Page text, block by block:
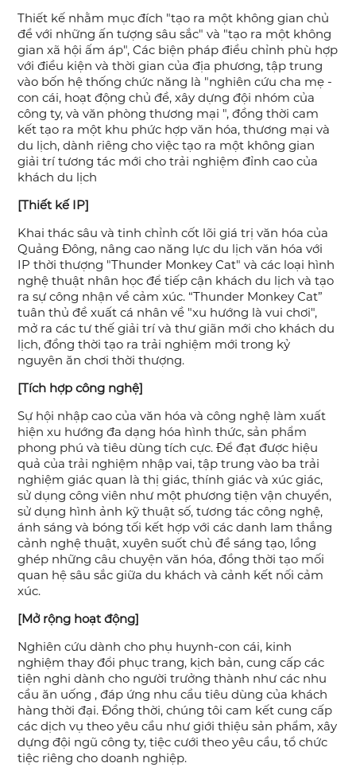
Thiết kế nhằm mục đích "tạo ra một không gian chủ
đề với những ấn tượng sâu sắc" và "tạo ra một không
gian xã hội ấm áp", Các biện pháp điều chỉnh phù hợp
với điều kiện và thời gian của địa phương, tập trung
vào bốn hệ thống chức năng là "nghiên cứu cha mẹ -
con cái, hoạt động chủ đề, xây dựng đội nhóm của
công ty, và văn phòng thương mại ", đồng thời cam
kết tạo ra một khu phức hợp văn hóa, thương mại và
du lịch, dành riêng cho việc tạo ra một không gian
giải trí tương tác mới cho trải nghiệm đỉnh cao của
khách du lịch
[Thiết kế IP]
Khai thác sâu và tinh chỉnh cốt lõi giá trị văn hóa của
Quảng Đông, nâng cao năng lực du lịch văn hóa với
IP thời thượng "Thunder Monkey Cat" và các loại hình
nghệ thuật nhân học để tiếp cận khách du lịch và tạo
ra sự công nhận về cảm xúc. “Thunder Monkey Cat”
tuân thủ đề xuất cá nhân về "xu hướng là vui chơi",
mở ra các tư thế giải trí và thư giãn mới cho khách du
lịch, đồng thời tạo ra trải nghiệm mới trong kỷ
nguyên ăn chơi thời thượng.
[Tích hợp công nghệ]
Sự hội nhập cao của văn hóa và công nghệ làm xuất
hiện xu hướng đa dạng hóa hình thức, sản phẩm
phong phú và tiêu dùng tích cực. Để đạt được hiệu
quả của trải nghiệm nhập vai, tập trung vào ba trải
nghiệm giác quan là thị giác, thính giác và xúc giác,
sử dụng công viên như một phương tiện vận chuyển,
sử dụng hình ảnh kỹ thuật số, tương tác công nghệ,
ánh sáng và bóng tối kết hợp với các danh lam thắng
cảnh nghệ thuật, xuyên suốt chủ đề sáng tạo, lồng
ghép những câu chuyện văn hóa, đồng thời tạo mối
quan hệ sâu sắc giữa du khách và cảnh kết nối cảm
xúc.
[Mở rộng hoạt động]
Nghiên cứu dành cho phụ huynh-con cái, kinh
nghiệm thay đổi phục trang, kịch bản, cung cấp các
tiện nghi dành cho người trưởng thành như các nhu
cầu ăn uống , đáp ứng nhu cầu tiêu dùng của khách
hàng thời đại. Đồng thời, chúng tôi cam kết cung cấp
các dịch vụ theo yêu cầu như giới thiệu sản phẩm, xây
dựng đội ngũ công ty, tiệc cưới theo yêu cầu, tổ chức
tiệc riêng cho doanh nghiệp.